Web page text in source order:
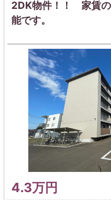
2DK物件！！ 家賃
能です。
4.3万円